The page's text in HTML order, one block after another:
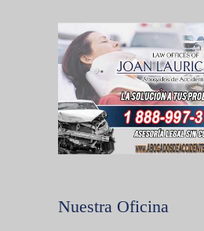
Nuestra Oficina